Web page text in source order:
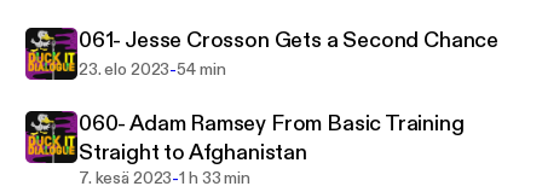
061- Jesse Crosson Gets a Second Chance
23. elo 2023-54 min
060- Adam Ramsey From Basic Training
Straight to Afghanistan
7. kesä 2023-1 h 33 min